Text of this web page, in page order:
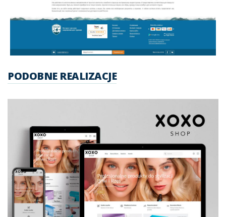
PODOBNE REALIZACJE